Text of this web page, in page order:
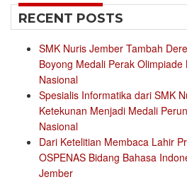
RECENT POSTS
SMK Nuris Jember Tambah
Boyong Medali Perak
Nasional
Spesialis Informatika dari SMK
Ketekunan Menjadi Medali
Nasional
Dari Ketelitian Membaca Lahir
OSPENAS Bidang Bahasa
Jember